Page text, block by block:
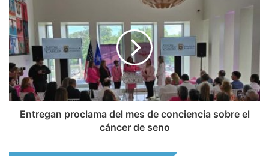
Entregan proclama del mes de conciencia sobre el
cáncer de seno